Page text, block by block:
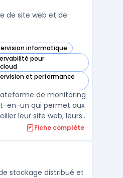
sans configuration
Les don ...
de site web et de
informatique
cette catégorie
pour
cette catégorie
et performance
cette catégorie
de monitoring
en-un qui permet aux
leur site web, leurs
et leur réseau.
rapports détaillés, l ...
Fiche complète
stockage distribué et